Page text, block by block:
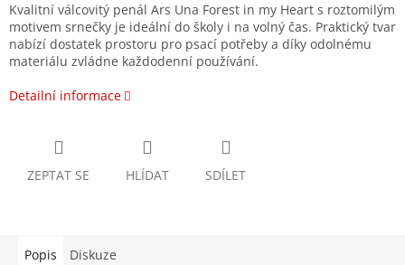
Kvalitní válcovitý penál Ars Una Forest in my Heart s roztomilým
motivem srnečky je ideální do školy i na volný čas. Praktický tvar
nabízí dostatek prostoru pro psací potřeby a díky odolnému
materiálu zvládne každodenní používání.
Detailní informace
ZEPTAT SE HLÍDAT SDÍLET
Popis Diskuze